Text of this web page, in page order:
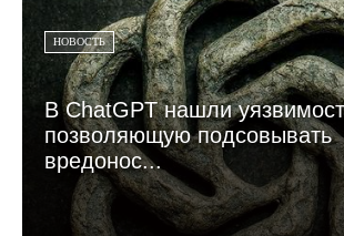
НОВОСТЬ
В ChatGPT нашли
позволяющую подсовывать
вредонос...